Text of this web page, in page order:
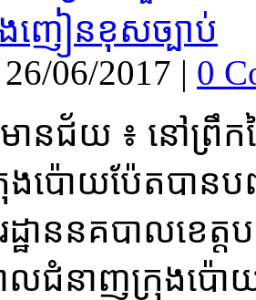
06/2017 | 0
មានជ័យ ៖ នៅ​ព្រឹក​
រុង​ប៉ោយប៉ែត​បា
ដ្ឋាន​នគ​បាល​ខេត្
ាល​ជំនាញ​ក្រុង​ប៉ោ